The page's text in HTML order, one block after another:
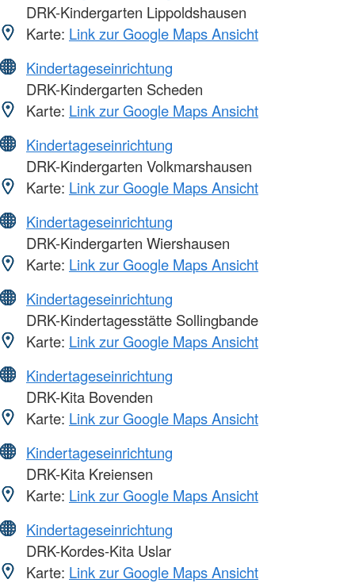
DRK-Kindergarten Lippoldshausen
Karte: Link zur Google Maps Ansicht
Kindertageseinrichtung
DRK-Kindergarten Scheden
Karte: Link zur Google Maps Ansicht
Kindertageseinrichtung
DRK-Kindergarten Volkmarshausen
Karte: Link zur Google Maps Ansicht
Kindertageseinrichtung
DRK-Kindergarten Wiershausen
Karte: Link zur Google Maps Ansicht
Kindertageseinrichtung
DRK-Kindertagesstätte Sollingbande
Karte: Link zur Google Maps Ansicht
Kindertageseinrichtung
DRK-Kita Bovenden
Karte: Link zur Google Maps Ansicht
Kindertageseinrichtung
DRK-Kita Kreiensen
Karte: Link zur Google Maps Ansicht
Kindertageseinrichtung
DRK-Kordes-Kita Uslar
Karte: Link zur Google Maps Ansicht